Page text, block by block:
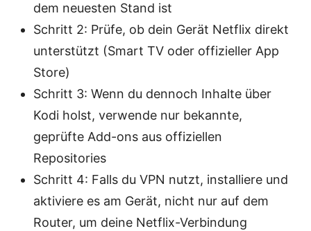
dem neuesten Stand ist
Schritt 2: Prüfe, ob dein Gerät Netflix direkt
unterstützt (Smart TV oder offizieller App
Store)
Schritt 3: Wenn du dennoch Inhalte über
Kodi holst, verwende nur bekannte,
geprüfte Add-ons aus offiziellen
Repositories
Schritt 4: Falls du VPN nutzt, installiere und
aktiviere es am Gerät, nicht nur auf dem
Router, um deine Netflix-Verbindung